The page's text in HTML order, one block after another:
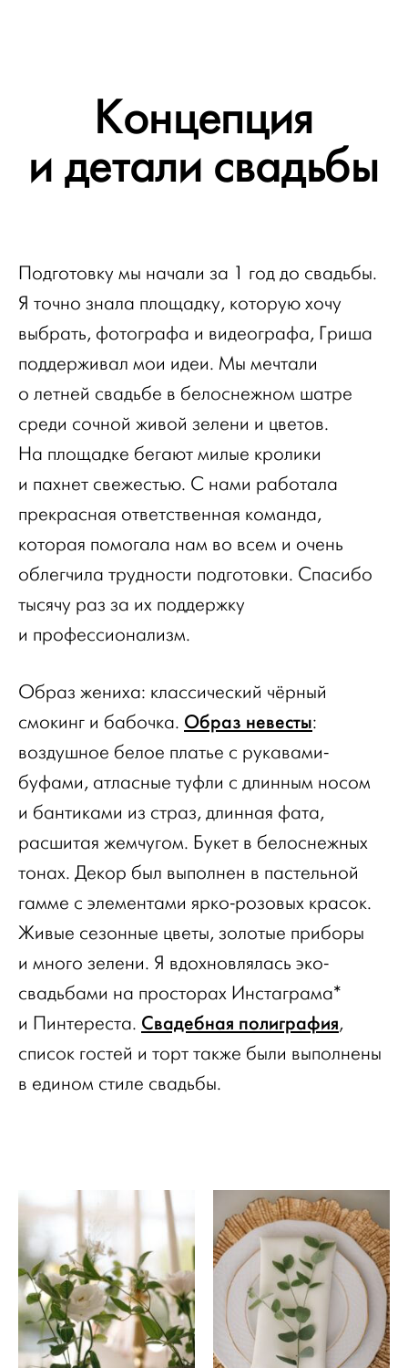
Концепция
и детали свадьбы
Подготовку мы начали за 1 год до свадьбы.
Я точно знала площадку, которую хочу
выбрать, фотографа и видеографа, Гриша
поддерживал мои идеи. Мы мечтали
о летней свадьбе в белоснежном шатре
среди сочной живой зелени и цветов.
На площадке бегают милые кролики
и пахнет свежестью. С нами работала
прекрасная ответственная команда,
которая помогала нам во всем и очень
облегчила трудности подготовки. Спасибо
тысячу раз за их поддержку
и профессионализм.
Образ жениха: классический чёрный
смокинг и бабочка. Образ невесты:
воздушное белое платье с рукавами-
буфами, атласные туфли с длинным носом
и бантиками из страз, длинная фата,
расшитая жемчугом. Букет в белоснежных
тонах. Декор был выполнен в пастельной
гамме с элементами ярко-розовых красок.
Живые сезонные цветы, золотые приборы
и много зелени. Я вдохновлялась эко-
свадьбами на просторах Инстаграма*
и Пинтереста. Свадебная полиграфия,
список гостей и торт также были выполнены
в едином стиле свадьбы.